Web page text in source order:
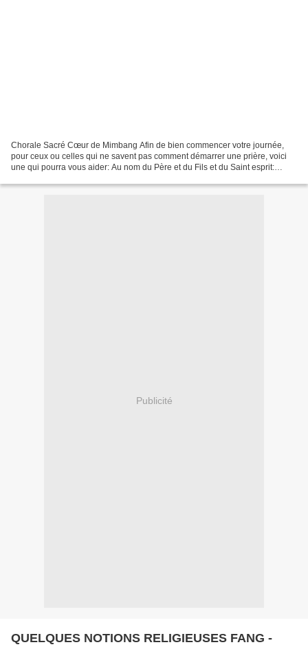
Chorale Sacré Cœur de Mimbang Afin de bien commencer votre journée,
pour ceux ou celles qui ne savent pas comment démarrer une prière, voici
une qui pourra vous aider: Au nom du Père et du Fils et du Saint esprit:
Publicité
QUELQUES NOTIONS RELIGIEUSES FANG -